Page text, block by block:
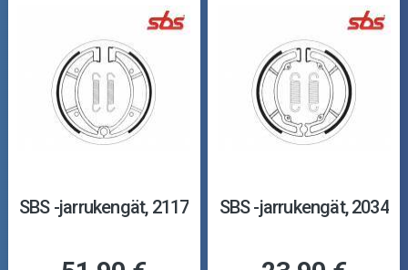
SBS -jarrukengät, 2117 SBS -jarrukengät, 2034